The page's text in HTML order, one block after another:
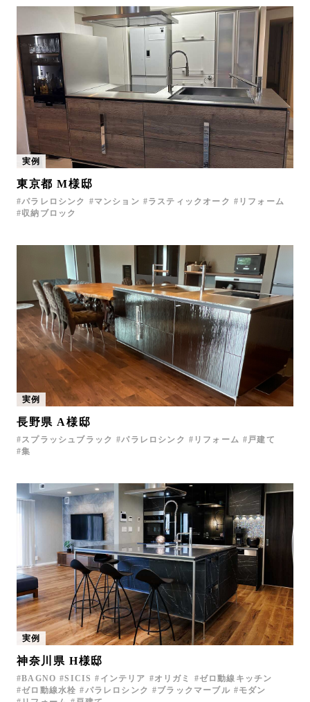
実例
東京都 M様邸
パラレロシンク マンション ラスティックオーク
リフォーム
収納ブロック
実例
長野県 A様邸
スプラッシュブラック パラレロシンク リフォーム
戸建て
集
実例
神奈川県 H様邸
BAGNO SICIS インテリア オリガミ
ゼロ動線キッチン
ゼロ動線水栓
パラレロシンク ブラックマーブル
モダン